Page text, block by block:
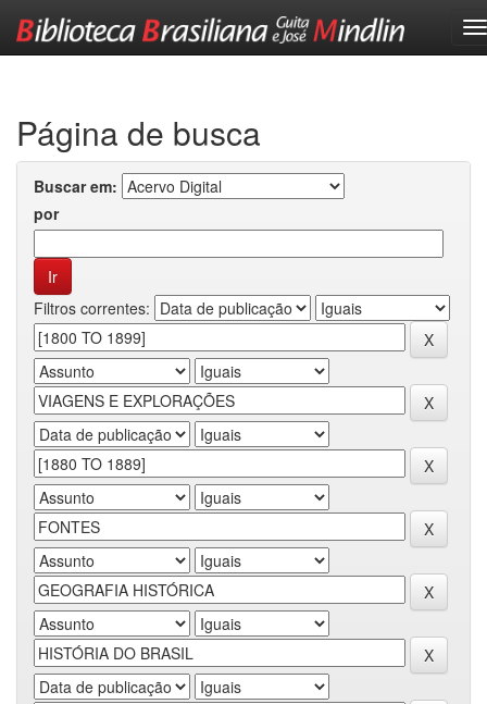
Página de busca
Buscar em:
por
Filtros correntes: